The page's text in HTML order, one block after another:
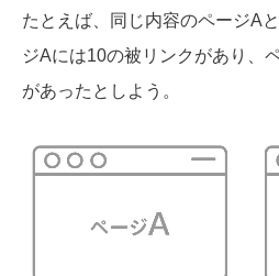
たとえば、同じ内容のページA
ジAには10の被リンクがあり、
があったとしよう。